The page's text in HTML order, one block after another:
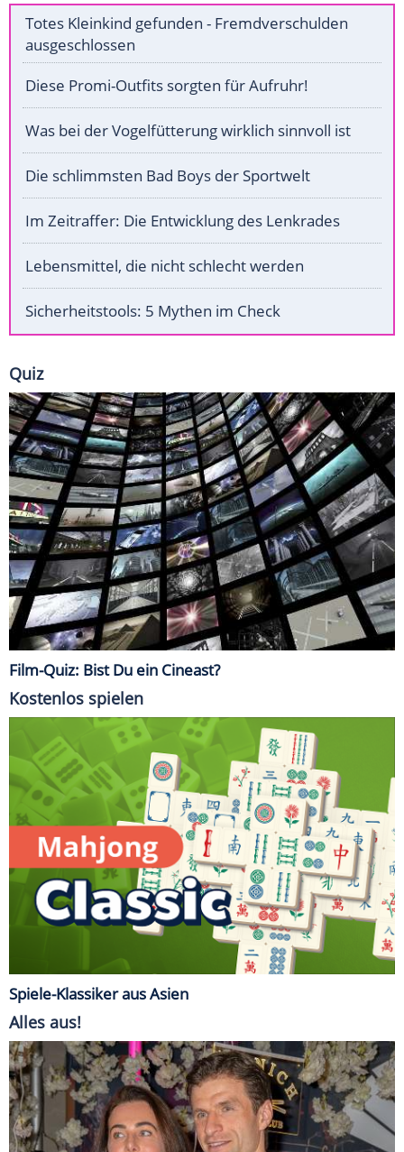
Totes Kleinkind gefunden - Fremdverschulden
ausgeschlossen
Diese Promi-Outfits sorgten für Aufruhr!
Was bei der Vogelfütterung wirklich sinnvoll ist
Die schlimmsten Bad Boys der Sportwelt
Im Zeitraffer: Die Entwicklung des Lenkrades
Lebensmittel, die nicht schlecht werden
Sicherheitstools: 5 Mythen im Check
Quiz
Film-Quiz: Bist Du ein Cineast?
Kostenlos spielen
Spiele-Klassiker aus Asien
Alles aus!